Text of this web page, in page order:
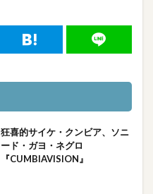
狂喜的サイケ・クンビア、ソニ
ード・ガヨ・ネグロ
『CUMBIAVISION』